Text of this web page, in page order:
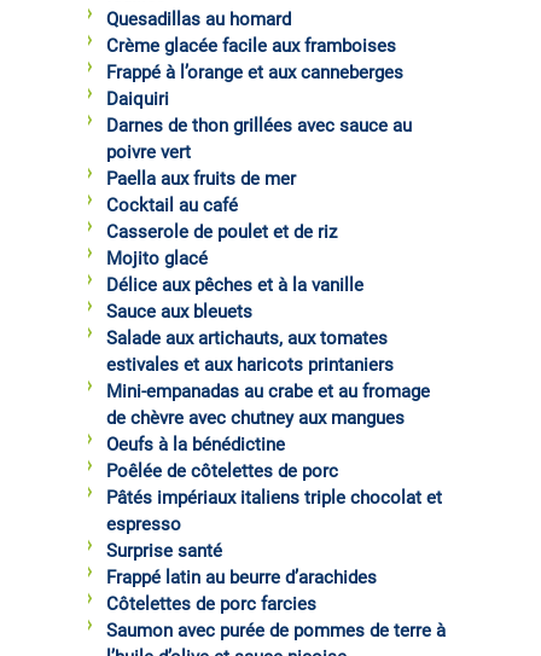
Quesadillas au homard
Crème glacée facile aux framboises
Frappé à l’orange et aux canneberges
Daiquiri
Darnes de thon grillées avec sauce au
poivre vert
Paella aux fruits de mer
Cocktail au café
Casserole de poulet et de riz
Mojito glacé
Délice aux pêches et à la vanille
Sauce aux bleuets
Salade aux artichauts, aux tomates
estivales et aux haricots printaniers
Mini-empanadas au crabe et au fromage
de chèvre avec chutney aux mangues
Oeufs à la bénédictine
Poêlée de côtelettes de porc
Pâtés impériaux italiens triple chocolat et
espresso
Surprise santé
Frappé latin au beurre d’arachides
Côtelettes de porc farcies
Saumon avec purée de pommes de terre à